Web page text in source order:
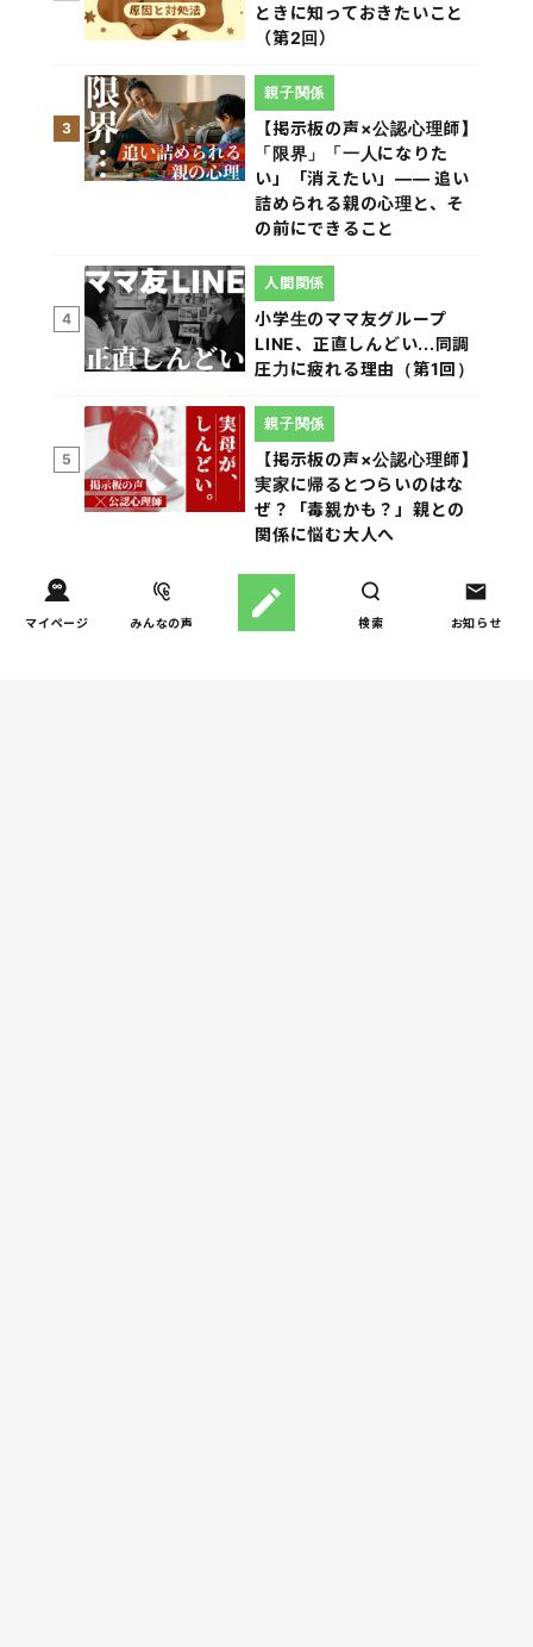
マイページ みんなの声 検索 お知らせ
ときに知っておきたいこと
（第2回）
3
【掲示板の声×公認心理師】
「限界」「一人になりた
い」「消えたい」―― 追い
詰められる親の心理と、そ
の前にできること
親子関係
4
小学生のママ友グループ
LINE、正直しんどい...同調
圧力に疲れる理由（第1回）
人間関係
5
【掲示板の声×公認心理師】
実家に帰るとつらいのはな
ぜ？「毒親かも？」親との
関係に悩む大人へ
親子関係
週間子育て本ランキング